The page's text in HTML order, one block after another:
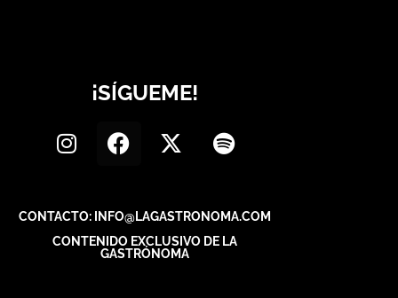
¡SÍGUEME!
CONTACTO: INFO@LAGASTRONOMA.COM
CONTENIDO EXCLUSIVO DE LA
GASTRÓNOMA